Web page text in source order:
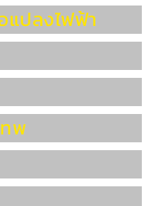
แปลงไฟฟ้า
พ